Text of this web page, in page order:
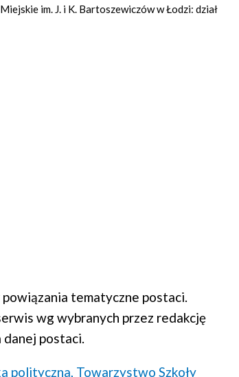
im. J. i K. Bartoszewiczów w Łodzi: dział
tematyczne postaci.
wg wybranych przez redakcję
postaci.
polityczna, Towarzystwo Szkoły